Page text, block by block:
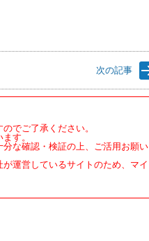
次の記事
でご了承ください。
す。
な確認・検証の上、ご活用お願い
運営しているサイトのため、マイ